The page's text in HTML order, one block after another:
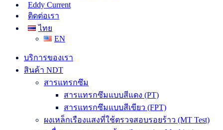
Eddy Current
ติดต่อเรา
ไทย
EN
บริการของเรา
สินค้า NDT
สารแทรกซึม
สารแทรกซึมแบบสีแดง (PT)
สารแทรกซึมแบบสีเขียว (FPT)
ผงเหล็กเรืองแสงที่ใช้ตรวจสอบรอยร้าว (MT Test)